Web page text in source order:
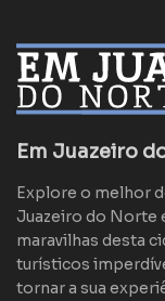
Em Juazeiro
Explore o melhor
Juazeiro do Norte
maravilhas desta
turísticos
tornar a sua